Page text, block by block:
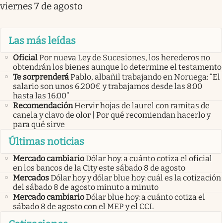
viernes 7 de agosto
Las más leídas
OficialPor nueva Ley de Sucesiones, los herederos no
obtendrán los bienes aunque lo determine el testamento
Te sorprenderáPablo, albañil trabajando en Noruega: “El
salario son unos 6.200€ y trabajamos desde las 8:00
hasta las 16:00”
RecomendaciónHervir hojas de laurel con ramitas de
canela y clavo de olor | Por qué recomiendan hacerlo y
para qué sirve
Últimas noticias
Mercado cambiarioDólar hoy: a cuánto cotiza el oficial
en los bancos de la City este sábado 8 de agosto
MercadosDólar hoy y dólar blue hoy: cuál es la cotización
del sábado 8 de agosto minuto a minuto
Mercado cambiarioDólar blue hoy: a cuánto cotiza el
sábado 8 de agosto con el MEP y el CCL